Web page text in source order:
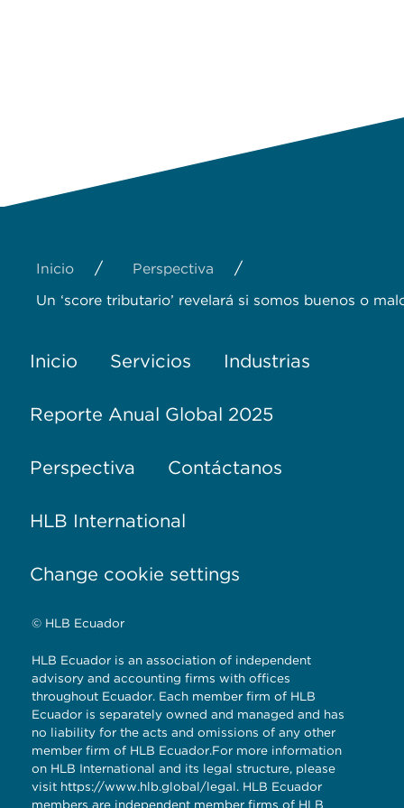
Inicio / Perspectiva /
Un ‘score tributario’ revelará si somos buenos o
Inicio Servicios Industrias
Reporte Anual Global 2025
Perspectiva Contáctanos
HLB International
Change cookie settings
© HLB Ecuador
HLB Ecuador is an association of independent
advisory and accounting firms with offices
throughout Ecuador. Each member firm of HLB
Ecuador is separately owned and managed and has
no liability for the acts and omissions of any other
member firm of HLB Ecuador.For more information
on HLB International and its legal structure, please
visit https://www.hlb.global/legal. HLB Ecuador
members are independent member firms of HLB